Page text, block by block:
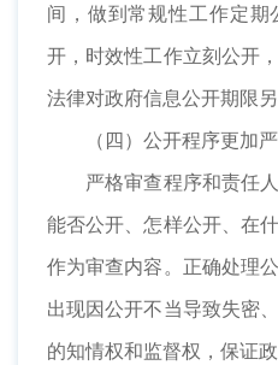
间，做到常规性工作定
开，时效性工作立刻公开
法律对政府信息公开期限
（四）公开程序更加
严格审查程序和责任人
能否公开、怎样公开、在
作为审查内容。正确处理
出现因公开不当导致失密
的知情权和监督权，保证